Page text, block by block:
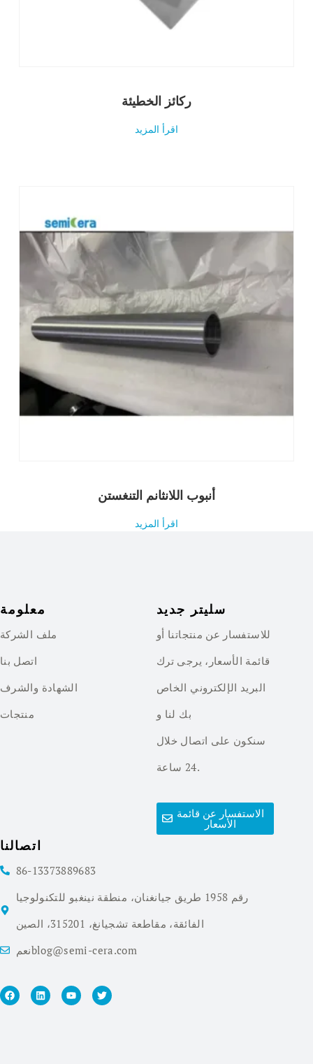
ركائز الخطيئة
اقرأ المزيد
أنبوب اللانثانم التنغستن
اقرأ المزيد
معلومة
ملف الشركة
اتصل بنا
الشهادة والشرف
منتجات
سليتر جديد
للاستفسار عن منتجاتنا أو
قائمة الأسعار، يرجى ترك
البريد الإلكتروني الخاص
بك لنا و
سنكون على اتصال خلال
24 ساعة.
الاستفسار عن قائمة
الأسعار
اتصالنا
86-13373889683
رقم 1958 طريق جيانغنان، منطقة نينغبو للتكنولوجيا
الفائقة، مقاطعة تشجيانغ، 315201، الصين
نعمblog@semi-cera.com